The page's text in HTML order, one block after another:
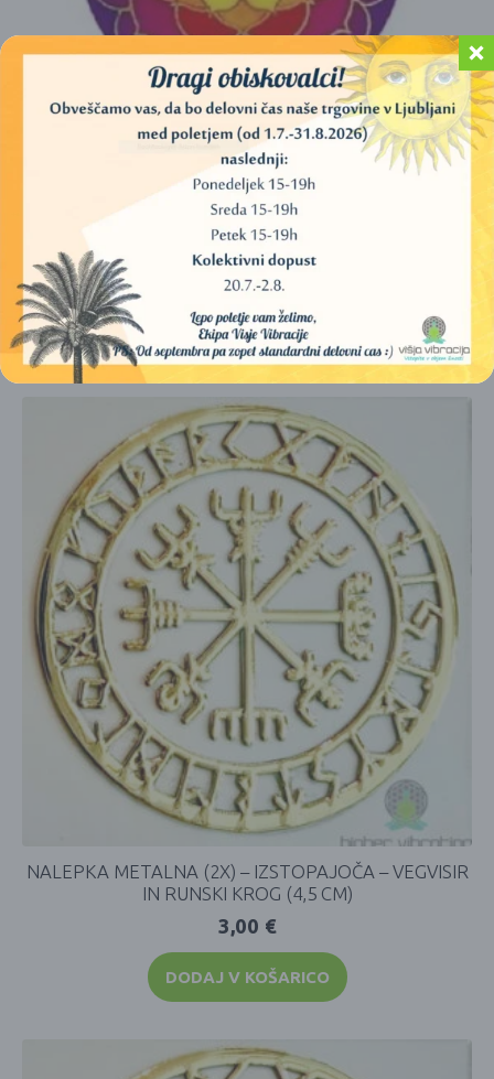
NALEPKA, BARVNA – SONČNI VZHOD LOTUS – 10,5
CM
4,00€
DODAJ V KOŠARICO
NALEPKA METALNA (2X) – IZSTOPAJOČA – VEGVISIR
IN RUNSKI KROG (4,5 CM)
3,00 €
DODAJ V KOŠARICO